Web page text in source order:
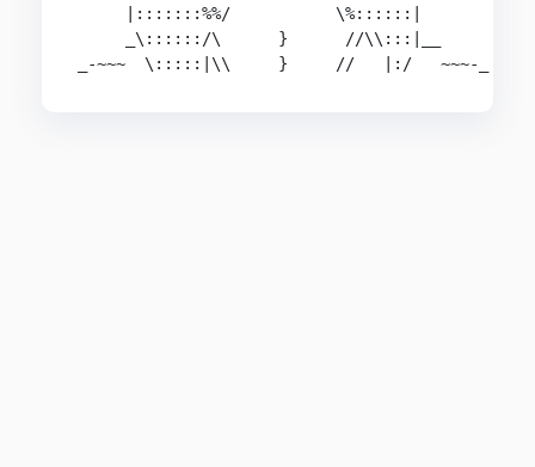
     |:::::::%%/           \%::::::|
     _\::::::/\      }      //\\:::|__
_-~~~  \:::::|\\     }     //   |:/   ~~~-_